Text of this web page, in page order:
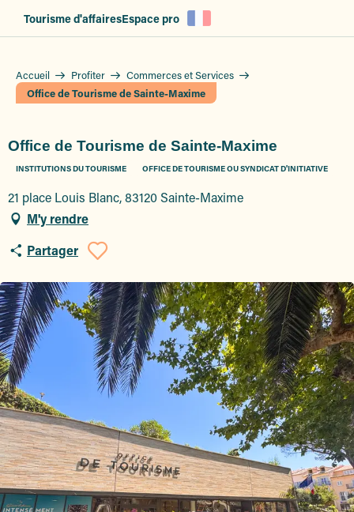
Tourisme d'affairesEspace pro
Accueil Profiter
Commerces et Services
Office de Tourisme de Sainte-Maxime
Office de Tourisme de Sainte-Maxime
INSTITUTIONS DU TOURISME OFFICE DE TOURISME OU SYNDICAT D'INITIATIVE
21 place Louis Blanc, 83120 Sainte-Maxime
M'y rendre
Partager
Ajouter aux favoris